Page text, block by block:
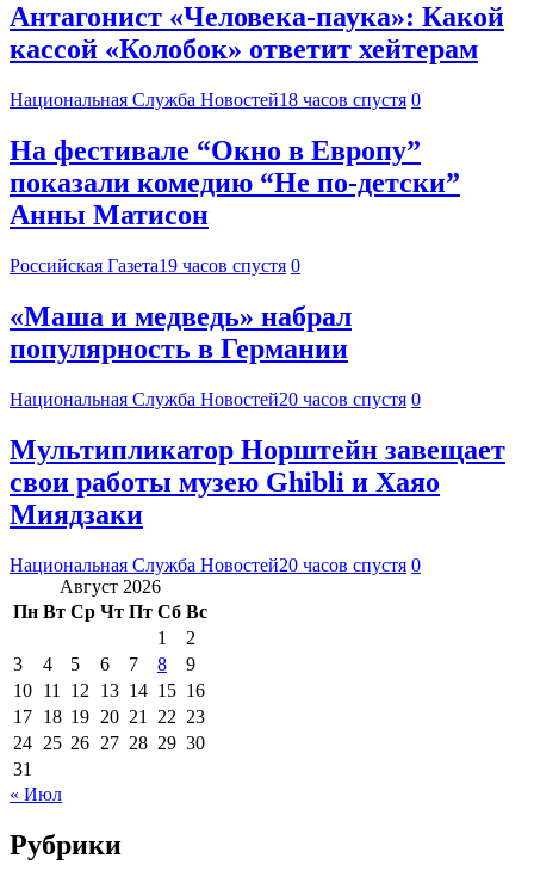
Антагонист «Человека-паука»: Какой
кассой «Колобок» ответит хейтерам
Национальная Служба Новостей18 часов спустя 0
На фестивале “Окно в Европу”
показали комедию “Не по-детски”
Анны Матисон
Российская Газета19 часов спустя 0
«Маша и медведь» набрал
популярность в Германии
Национальная Служба Новостей20 часов спустя 0
Мультипликатор Норштейн завещает
свои работы музею Ghibli и Хаяо
Миядзаки
Национальная Служба Новостей20 часов спустя 0
Август 2026
Пн Вт Ср Чт Пт Сб Вс
1
2
3
4 5 6 7 8
9
10 11 12 13 14 15 16
17 18 19 20 21 22 23
24 25 26 27 28 29 30
31
« Июл
Рубрики